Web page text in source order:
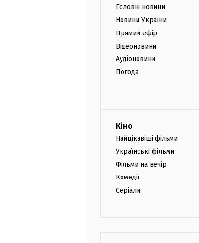
Головні новини
Новини України
Прямий ефір
Відеоновини
Аудіоновини
Погода
Кіно
Найцікавіші фільми
Українські фільми
Фільми на вечір
Комедії
Серіали